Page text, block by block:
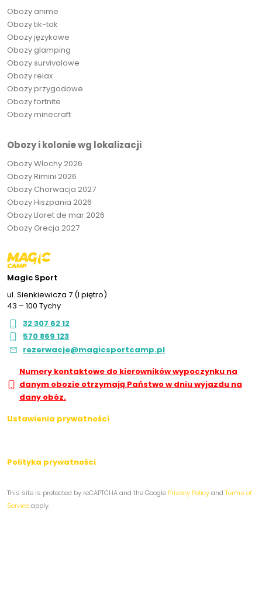
Obozy anime
Obozy tik-tok
Obozy językowe
Obozy glamping
Obozy survivalowe
Obozy relax
Obozy przygodowe
Obozy fortnite
Obozy minecraft
Obozy i kolonie wg lokalizacji
Obozy Włochy 2026
Obozy Rimini 2026
Obozy Chorwacja 2027
Obozy Hiszpania 2026
Obozy Lloret de mar 2026
Obozy Grecja 2027
Magic Sport
ul. Sienkiewicza 7 (I piętro)
43 – 100 Tychy
32 307 62 12
570 869 123
rezerwacje@magicsportcamp.pl
Numery kontaktowe do kierowników wypoczynku na
danym obozie otrzymają Państwo w dniu wyjazdu na
dany obóz.
Ustawienia prywatności
Polityka prywatności
This site is protected by reCAPTCHA and the Google Privacy Policyand Terms of
Serviceapply.